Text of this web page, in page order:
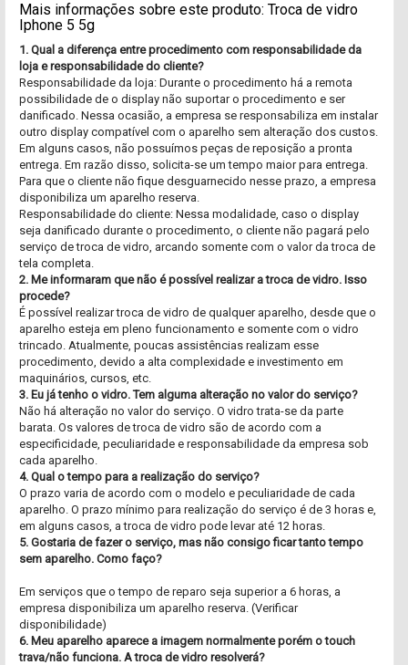
Mais informações sobre este produto: Troca de vidro
Iphone 5 5g
1. Qual a diferença entre procedimento com responsabilidade da
loja e responsabilidade do cliente?
Responsabilidade da loja: Durante o procedimento há a remota
possibilidade de o display não suportar o procedimento e ser
danificado. Nessa ocasião, a empresa se responsabiliza em instalar
outro display compatível com o aparelho sem alteração dos custos.
Em alguns casos, não possuímos peças de reposição a pronta
entrega. Em razão disso, solicita-se um tempo maior para entrega.
Para que o cliente não fique desguarnecido nesse prazo, a empresa
disponibiliza um aparelho reserva.
Responsabilidade do cliente: Nessa modalidade, caso o display
seja danificado durante o procedimento, o cliente não pagará pelo
serviço de troca de vidro, arcando somente com o valor da troca de
tela completa.
2. Me informaram que não é possível realizar a troca de vidro. Isso
procede?
É possível realizar troca de vidro de qualquer aparelho, desde que o
aparelho esteja em pleno funcionamento e somente com o vidro
trincado. Atualmente, poucas assistências realizam esse
procedimento, devido a alta complexidade e investimento em
maquinários, cursos, etc.
3. Eu já tenho o vidro. Tem alguma alteração no valor do serviço?
Não há alteração no valor do serviço. O vidro trata-se da parte
barata. Os valores de troca de vidro são de acordo com a
especificidade, peculiaridade e responsabilidade da empresa sob
cada aparelho.
4. Qual o tempo para a realização do serviço?
O prazo varia de acordo com o modelo e peculiaridade de cada
aparelho. O prazo mínimo para realização do serviço é de 3 horas e,
em alguns casos, a troca de vidro pode levar até 12 horas.
5. Gostaria de fazer o serviço, mas não consigo ficar tanto tempo
sem aparelho. Como faço?
Em serviços que o tempo de reparo seja superior a 6 horas, a
empresa disponibiliza um aparelho reserva. (Verificar
disponibilidade)
6. Meu aparelho aparece a imagem normalmente porém o touch
trava/não funciona. A troca de vidro resolverá?